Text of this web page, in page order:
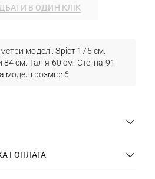
В ОДИН КЛІК
моделі: Зріст 175 см.
84 см. Талія 60 см. Стегна 91
моделі розмір: 6
І ОПЛАТА